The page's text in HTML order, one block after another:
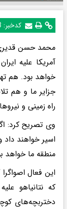
کدخبر:
محمد حسن قدیری
آمریکا علیه
خواهد بود. هم
جزایر ما و هم
راه زمینی و
وی تصریح کرد:
اسیر خواهند
منطقه ما خواهد
این فعال
که نتانیاهو
دختربچه‌های